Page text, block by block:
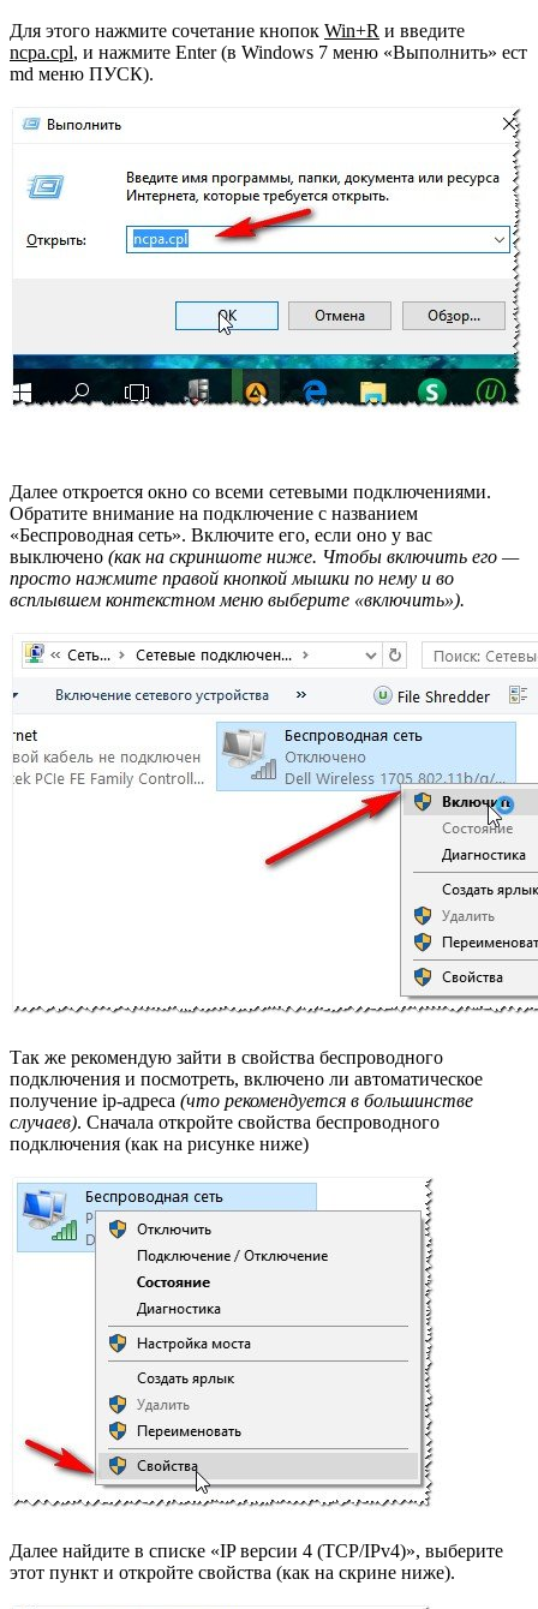
Для этого нажмите сочетание кнопок Win+R и введите
ncpa.cpl, и нажмите Enter (в Windows 7 меню «Выполнить» ест
md меню ПУСК).
Далее откроется окно со всеми сетевыми подключениями.
Обратите внимание на подключение с названием
«Беспроводная сеть». Включите его, если оно у вас
выключено (как на скриншоте ниже. Чтобы включить его —
просто нажмите правой кнопкой мышки по нему и во
всплывшем контекстном меню выберите «включить»).
Так же рекомендую зайти в свойства беспроводного
подключения и посмотреть, включено ли автоматическое
получение ip-адреса (что рекомендуется в большинстве
случаев). Сначала откройте свойства беспроводного
подключения (как на рисунке ниже)
Далее найдите в списке «IP версии 4 (TCP/IPv4)», выберите
этот пункт и откройте свойства (как на скрине ниже).